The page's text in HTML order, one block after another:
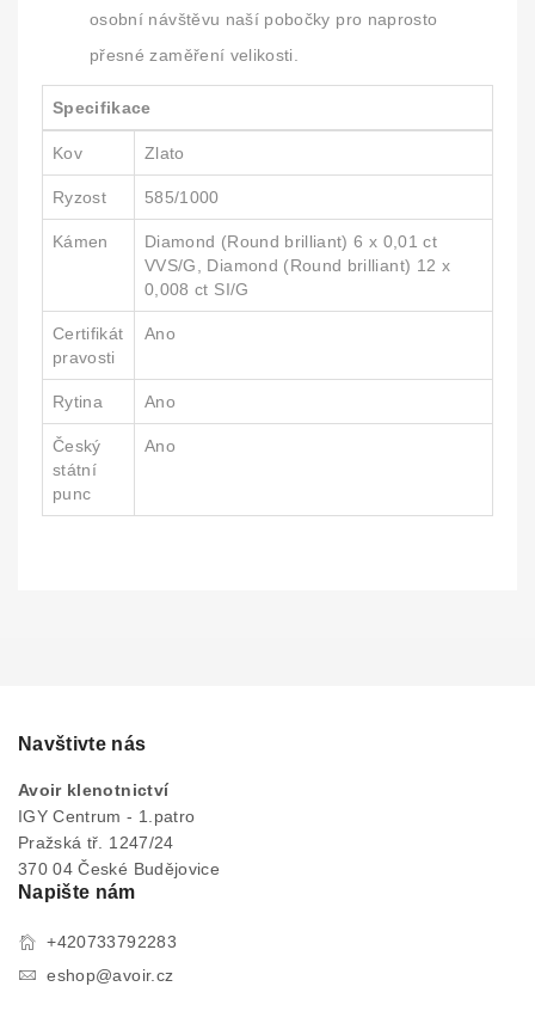
osobní návštěvu naší pobočky pro naprosto
přesné zaměření velikosti.
Specifikace
Kov Zlato
Ryzost 585/1000
Kámen
Diamond (Round brilliant) 6 x 0,01 ct
VVS/G, Diamond (Round brilliant) 12 x
0,008 ct SI/G
Certifikát
pravosti
Ano
Rytina Ano
Český
státní
punc
Ano
Navštivte nás
Avoir klenotnictví
IGY Centrum - 1.patro
Pražská tř. 1247/24
370 04 České Budějovice
Napište nám
+420733792283
eshop@avoir.cz